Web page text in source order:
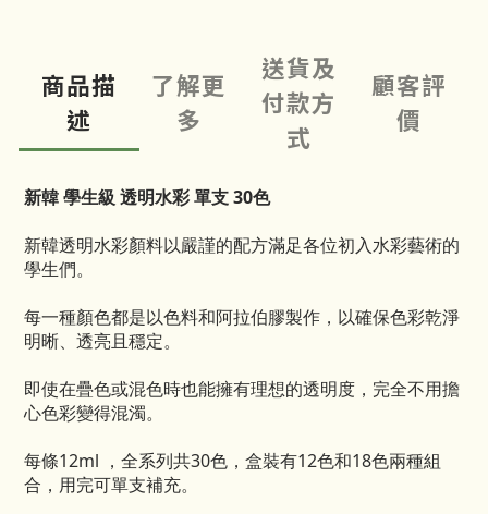
商品描
述
了解更
多
送貨及
付款方
式
顧客評
價
新韓 學生級 透明水彩 單支 30色
新韓透明水彩顏料以嚴謹的配方滿足各位初入水彩藝術的
學生們。
每一種顏色都是以色料和阿拉伯膠製作，以確保色彩乾淨
明晰、透亮且穩定。
即使在疊色或混色時也能擁有理想的透明度，完全不用擔
心色彩變得混濁。
每條12ml ，全系列共30色，盒裝有12色和18色兩種組
合，用完可單支補充。